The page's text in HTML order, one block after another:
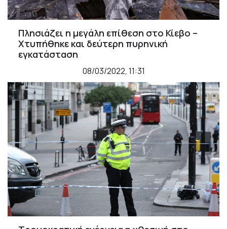
Πλησιάζει η μεγάλη επίθεση στο Κίεβο –
Χτυπήθηκε και δεύτερη πυρηνική
εγκατάσταση
08/03/2022, 11:31